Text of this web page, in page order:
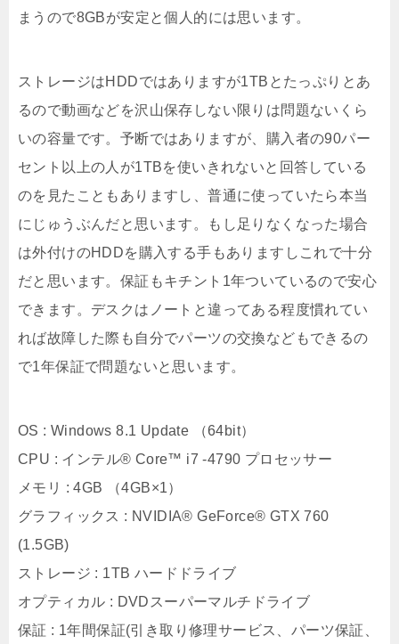
まうので8GBが安定と個人的には思います。
ストレージはHDDではありますが1TBとたっぷりとあ
るので動画などを沢山保存しない限りは問題ないくら
いの容量です。予断ではありますが、購入者の90パー
セント以上の人が1TBを使いきれないと回答している
のを見たこともありますし、普通に使っていたら本当
にじゅうぶんだと思います。もし足りなくなった場合
は外付けのHDDを購入する手もありますしこれで十分
だと思います。保証もキチント1年ついているので安心
できます。デスクはノートと違ってある程度慣れてい
れば故障した際も自分でパーツの交換などもできるの
で1年保証で問題ないと思います。
OS : Windows 8.1 Update （64bit）
CPU : インテル® Core™ i7 -4790 プロセッサー
メモリ : 4GB （4GB×1）
グラフィックス : NVIDIA® GeForce® GTX 760
(1.5GB)
ストレージ : 1TB ハードドライブ
オプティカル : DVDスーパーマルチドライブ
保証 : 1年間保証(引き取り修理サービス、パーツ保証、